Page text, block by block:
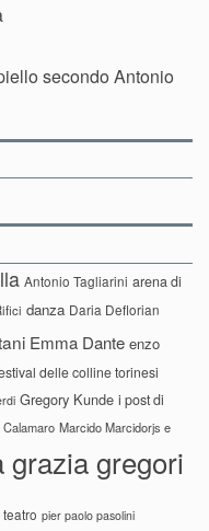
secondo Antonio
Antonio Tagliarini arena di
danza Daria Deflorian
Emma Dante enzo
delle colline torinesi
Gregory Kunde i post di
Calamaro Marcido Marcidorjs e
grazia gregori
pier paolo pasolini